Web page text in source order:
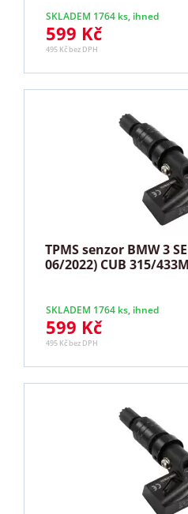
SKLADEM 1764 ks, ihned
599 Kč
495 Kč bez DPH
TPMS senzor BMW 3
06/2022) CUB 315/
SKLADEM 1764 ks, ihned
599 Kč
495 Kč bez DPH